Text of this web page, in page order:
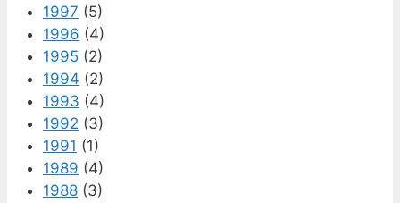
1997 (5)
1996 (4)
1995 (2)
1994 (2)
1993 (4)
1992 (3)
1991 (1)
1989 (4)
1988 (3)